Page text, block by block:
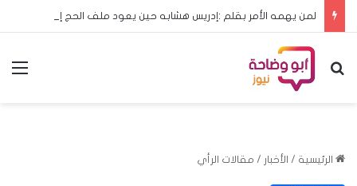
بحث عن
الرئيسية / الأخبار / مقالات الرأي